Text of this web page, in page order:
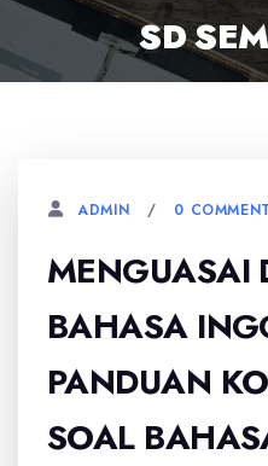
SD
ADMIN 0
MENGUASAI
BAHASA
PANDUAN
SOAL